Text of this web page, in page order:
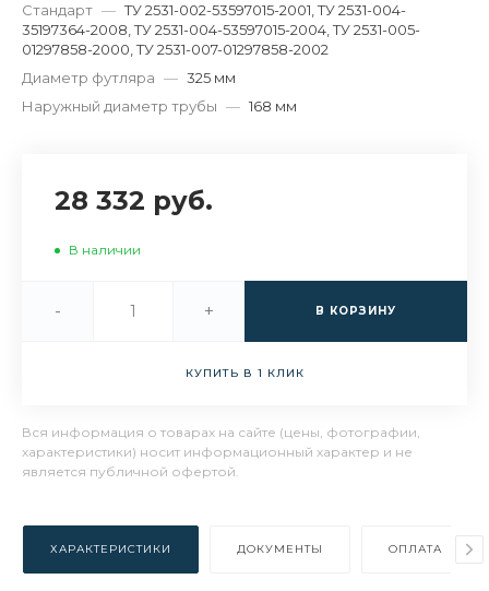
Стандарт — ТУ 2531-002-53597015-2001, ТУ 2531-004-
35197364-2008, ТУ 2531-004-53597015-2004, ТУ 2531-005-
01297858-2000, ТУ 2531-007-01297858-2002
Диаметр футляра — 325 мм
Наружный диаметр трубы — 168 мм
28 332 руб.
В наличии
- + В КОРЗИНУ
КУПИТЬ В 1 КЛИК
Вся информация о товарах на сайте (цены, фотографии,
характеристики) носит информационный характер и не
является публичной офертой.
ХАРАКТЕРИСТИКИ ДОКУМЕНТЫ ОПЛАТА